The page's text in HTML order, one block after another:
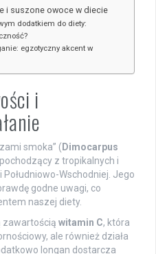
i suszone owoce w diecie
dodatkiem do diety:
egzotyczny akcent w
i
smoka” ( Dimocarpus
z tropikalnych i
Wschodniej. Jego
godne uwagi, co
naszej diety.
zawartością witamin C, która
ale również działa
longan dostarcza